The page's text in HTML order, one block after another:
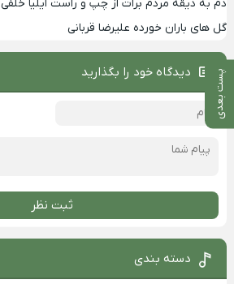
پست بعدی
دم به دیقه مردم برات از چپ و راست ایلیا خلفی
گل های باران خورده علیرضا قربانی
دیدگاه خود را بگذارید
ثبت نظر
دسته بندی